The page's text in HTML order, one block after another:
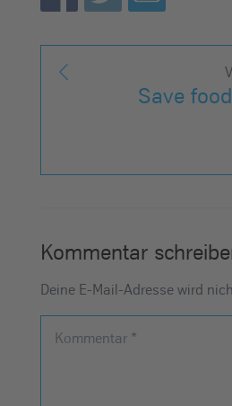
Save
Kommentar
Deine E-Mail-Adresse wird
Kommentar *